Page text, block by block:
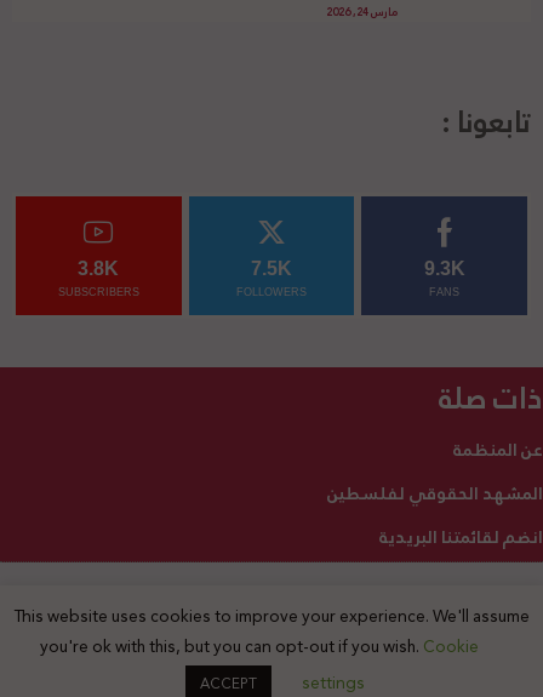
مارس 24, 2026
تابعونا :
9.3K
FANS
7.5K
FOLLOWERS
3.8K
SUBSCRIBERS
ذات صلة
عن المنظمة
المشهد الحقوقي لفلسطين
انضم لقائمتنا البريدية
2025 © جميع الحقوق محفوظة
This website uses cookies to improve your experience. We'll assume
you're ok with this, but you can opt-out if you wish. Cookie
settings
ACCEPT